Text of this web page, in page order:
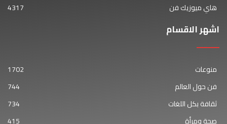
هاي ميوزيك فن
4317
اشهر الاقسام
منوعات
1702
فن حول العالم
744
ثقافة بكل اللغات
734
صحة ومرأة
415